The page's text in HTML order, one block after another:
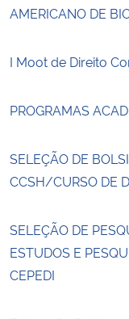
Advocacia-Geral da União
Banco Central do Brasil
AMERICANO DE
I Moot de Direito
PROGRAMAS
SELEÇÃO DE
CCSH/CURSO DE
SELEÇÃO DE
ESTUDOS E
CEPEDI